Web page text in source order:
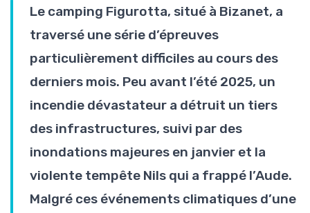
Le camping Figurotta, situé à Bizanet, a
traversé une série d’épreuves
particulièrement difficiles au cours des
derniers mois. Peu avant l’été 2025, un
incendie dévastateur a détruit un tiers
des infrastructures, suivi par des
inondations majeures en janvier et la
violente tempête Nils qui a frappé l’Aude.
Malgré ces événements climatiques d’une